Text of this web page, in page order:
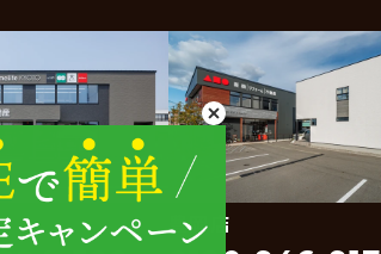
豊岡店